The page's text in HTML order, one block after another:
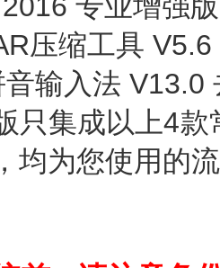
缩工具 V5.6
入法 V13.0
集成以上4款
均为您使用的